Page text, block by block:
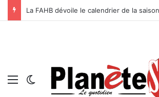
La FAHB dévoile le calendrier de la
Menu Switch skin